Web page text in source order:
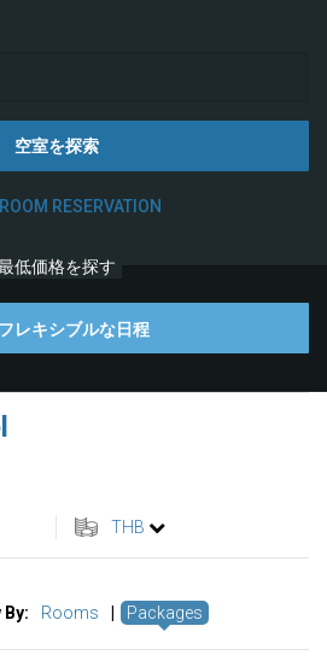
空室を探索
RESERVATION
低価格を探す
フレキシブルな日程
THB
By: Rooms Packages